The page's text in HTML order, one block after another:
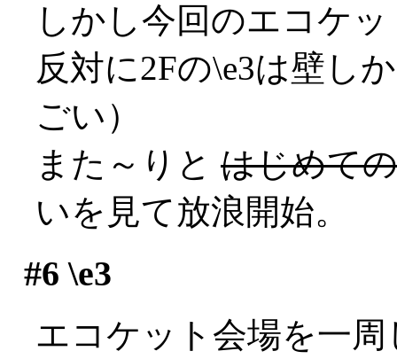
しかし今回のエコケ
反対に2Fの\e3は壁し
ごい）
また～りと はじめての
いを見て放浪開始。
#6 \e3
エコケット会場を一